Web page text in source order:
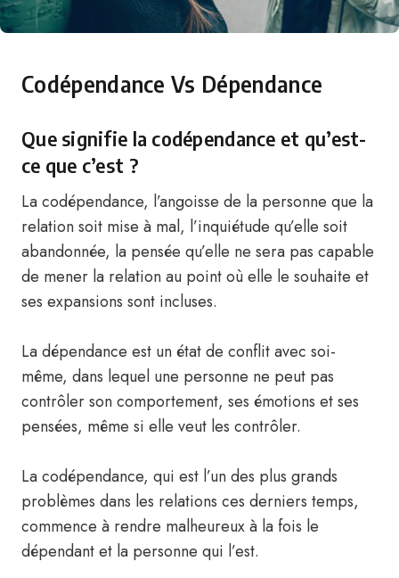
Codépendance Vs Dépendance
Que signifie la codépendance et qu’est-
ce que c’est ?
La codépendance, l’angoisse de la personne que la
relation soit mise à mal, l’inquiétude qu’elle soit
abandonnée, la pensée qu’elle ne sera pas capable
de mener la relation au point où elle le souhaite et
ses expansions sont incluses.
La dépendance est un état de conflit avec soi-
même, dans lequel une personne ne peut pas
contrôler son comportement, ses émotions et ses
pensées, même si elle veut les contrôler.
La codépendance, qui est l’un des plus grands
problèmes dans les relations ces derniers temps,
commence à rendre malheureux à la fois le
dépendant et la personne qui l’est.